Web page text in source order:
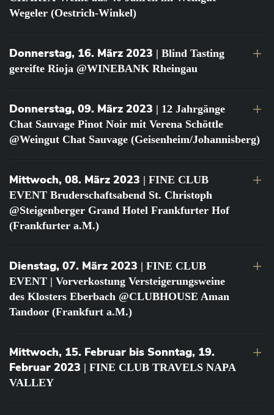
Wegeler (Oestrich-Winkel)
Donnerstag, 16. März 2023 | Blind Tasting
gereifte Rioja @WINEBANK Rheingau
Donnerstag, 09. März 2023 | 12 Jahrgänge
Chat Sauvage Pinot Noir mit Verena Schöttle
@Weingut Chat Sauvage (Geisenheim/Johannisberg)
Mittwoch, 08. März 2023 | FINE CLUB
EVENT Bruderschaftsabend St. Christoph
@Steigenberger Grand Hotel Frankfurter Hof
(Frankfurter a.M.)
Dienstag, 07. März 2023 | FINE CLUB
EVENT | Vorverkostung Versteigerungsweine
des Klosters Eberbach @CLUBHOUSE Aman
Tandoor (Frankfurt a.M.)
Mittwoch, 15. Februar bis Sonntag, 19.
Februar 2023 | FINE CLUB TRAVELS NAPA
VALLEY